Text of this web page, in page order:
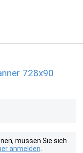
728x90
müssen Sie sich
anmelden